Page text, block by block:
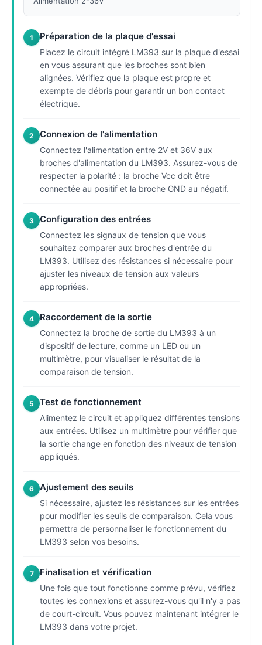
1 Préparation de la plaque d'essai
Placez le circuit intégré LM393 sur la plaque d'essai
en vous assurant que les broches sont bien
alignées. Vérifiez que la plaque est propre et
exempte de débris pour garantir un bon contact
électrique.
2 Connexion de l'alimentation
Connectez l'alimentation entre 2V et 36V aux
broches d'alimentation du LM393. Assurez-vous de
respecter la polarité : la broche Vcc doit être
connectée au positif et la broche GND au négatif.
3 Configuration des entrées
Connectez les signaux de tension que vous
souhaitez comparer aux broches d'entrée du
LM393. Utilisez des résistances si nécessaire pour
ajuster les niveaux de tension aux valeurs
appropriées.
4 Raccordement de la sortie
Connectez la broche de sortie du LM393 à un
dispositif de lecture, comme un LED ou un
multimètre, pour visualiser le résultat de la
comparaison de tension.
5 Test de fonctionnement
Alimentez le circuit et appliquez différentes tensions
aux entrées. Utilisez un multimètre pour vérifier que
la sortie change en fonction des niveaux de tension
appliqués.
6 Ajustement des seuils
Si nécessaire, ajustez les résistances sur les entrées
pour modifier les seuils de comparaison. Cela vous
permettra de personnaliser le fonctionnement du
LM393 selon vos besoins.
7 Finalisation et vérification
Une fois que tout fonctionne comme prévu, vérifiez
toutes les connexions et assurez-vous qu'il n'y a pas
de court-circuit. Vous pouvez maintenant intégrer le
LM393 dans votre projet.